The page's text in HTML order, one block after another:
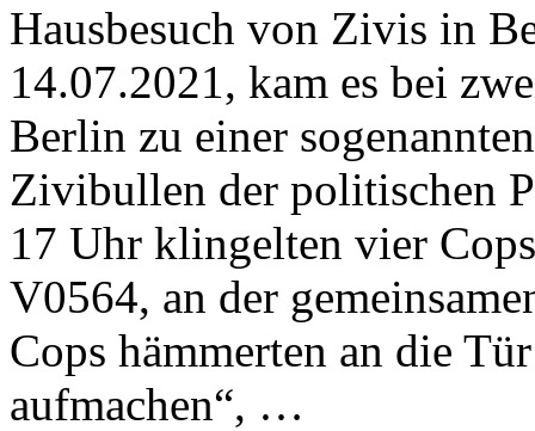
Hausbesuch von Zivis in
14.07.2021, kam es bei
Berlin zu einer
Zivibullen der politischen
17 Uhr klingelten vier
V0564, an der
Cops hämmerten an die
aufmachen“, …